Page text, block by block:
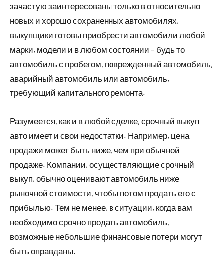
зачастую заинтересованы только в относительно
новых и хорошо сохраненных автомобилях,
выкупщики готовы приобрести автомобили любой
марки, модели и в любом состоянии – будь то
автомобиль с пробегом, поврежденный автомобиль,
аварийный автомобиль или автомобиль,
требующий капитального ремонта.
Разумеется, как и в любой сделке, срочный выкуп
авто имеет и свои недостатки. Например, цена
продажи может быть ниже, чем при обычной
продаже. Компании, осуществляющие срочный
выкуп, обычно оценивают автомобиль ниже
рыночной стоимости, чтобы потом продать его с
прибылью. Тем не менее, в ситуации, когда вам
необходимо срочно продать автомобиль,
возможные небольшие финансовые потери могут
быть оправданы.